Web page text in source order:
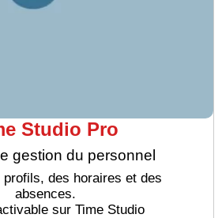
Studio Pro
gestion du personnel
profils, des horaires et des
absences.
sur Time Studio